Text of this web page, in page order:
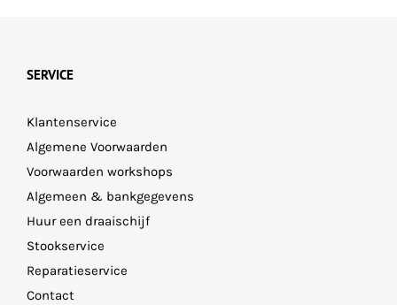
SERVICE
Klantenservice
Algemene Voorwaarden
Voorwaarden workshops
Algemeen & bankgegevens
Huur een draaischijf
Stookservice
Reparatieservice
Contact